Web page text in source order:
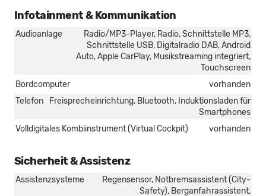
Infotainment & Kommunikation
Audioanlage
Radio/MP3-Player, Radio, Schnittstelle MP3,
Schnittstelle USB, Digitalradio DAB, Android
Auto, Apple CarPlay, Musikstreaming integriert,
Touchscreen
Bordcomputer
vorhanden
Telefon
Freisprecheinrichtung, Bluetooth, Induktionsladen für
Smartphones
Volldigitales Kombiinstrument (Virtual Cockpit)
vorhanden
Sicherheit & Assistenz
Assistenzsysteme
Regensensor, Notbremsassistent (City-
Safety), Berganfahrassistent,